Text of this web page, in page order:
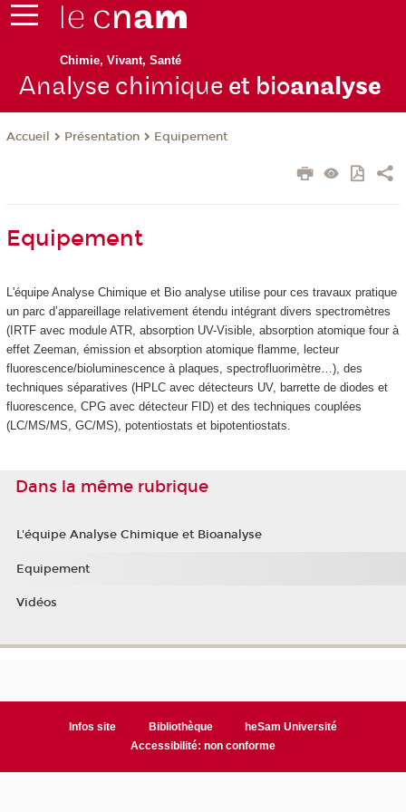
Chimie, Vivant, Santé
Analyse chimique et bioanalyse
Accueil Présentation Equipement
Equipement
L'équipe Analyse Chimique et Bio analyse utilise pour ces travaux pratique
un parc d’appareillage relativement étendu intégrant divers spectromètres
(IRTF avec module ATR, absorption UV-Visible, absorption atomique four à
effet Zeeman, émission et absorption atomique flamme, lecteur
fluorescence/bioluminescence à plaques, spectrofluorimètre…), des
techniques séparatives (HPLC avec détecteurs UV, barrette de diodes et
fluorescence, CPG avec détecteur FID) et des techniques couplées
(LC/MS/MS, GC/MS), potentiostats et bipotentiostats.
Dans la même rubrique
L'équipe Analyse Chimique et Bioanalyse
Equipement
Vidéos
Infos site Bibliothèque
heSam Université
Accessibilité: non conforme